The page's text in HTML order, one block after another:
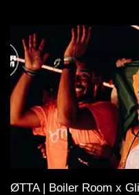
ØTTA | Boiler Room x